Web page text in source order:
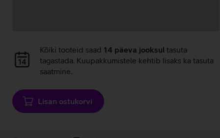
Andmete
laadimine
Kõiki tooteid saad 14 päeva jooksul tasuta
tagastada. Kuupakkumistele kehtib lisaks ka tasuta
saatmine.
Lisan ostukorvi